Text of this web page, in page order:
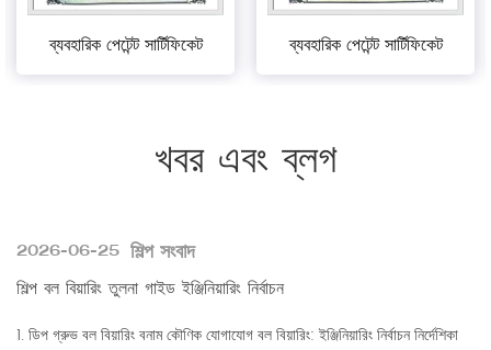
ব্যবহারিক পেটেন্ট সার্টিফিকেট ব্যবহারিক পেটেন্ট সার্টিফিকেট
খবর এবং ব্লগ
2026-06-25 শিল্প সংবাদ
শিল্প বল বিয়ারিং তুলনা গাইড ইঞ্জিনিয়ারিং নির্বাচন
1. ডিপ গ্রুভ বল বিয়ারিং বনাম কৌণিক যোগাযোগ বল বিয়ারিং: ইঞ্জিনিয়ারিং নির্বাচন নির্দেশিকা